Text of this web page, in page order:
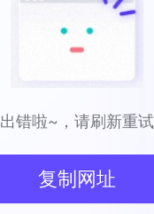
出错啦~，请刷新重试
复制网址